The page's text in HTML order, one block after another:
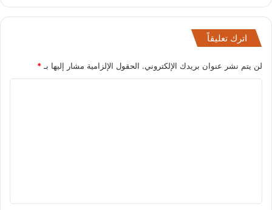
اترك تعليقاً
لن يتم نشر عنوان بريدك الإلكتروني. الحقول الإلزامية مشار إليها بـ*